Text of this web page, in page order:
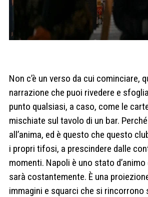
Non c’è un verso da cui cominciare,
narrazione che puoi rivedere e
punto qualsiasi, a caso, come le
mischiate sul tavolo di un bar.
all’anima, ed è questo che questo
i propri tifosi, a prescindere dalle
momenti. Napoli è uno stato
sarà costantemente. È una
immagini e squarci che si rincorrono